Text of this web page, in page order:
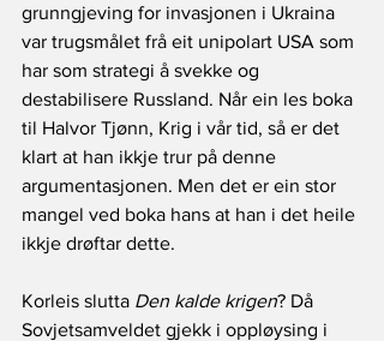
grunngjeving for invasjonen i Ukraina
var trugsmålet frå eit unipolart USA som
har som strategi å svekke og
destabilisere Russland. Når ein les boka
til Halvor Tjønn, Krig i vår tid, så er det
klart at han ikkje trur på denne
argumentasjonen. Men det er ein stor
mangel ved boka hans at han i det heile
ikkje drøftar dette.
Korleis slutta Den kalde krigen? Då
Sovjetsamveldet gjekk i oppløysing i